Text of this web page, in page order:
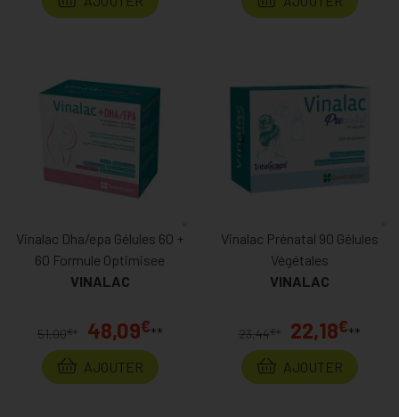
Vinalac Dha/epa Gélules 60 +
60 Formule Optimisee
VINALAC
51,00€ * 48,09€**
AJOUTER
Vinalac Prénatal 90 Gélules
Végétales
VINALAC
23,44€ * 22,18€**
AJOUTER